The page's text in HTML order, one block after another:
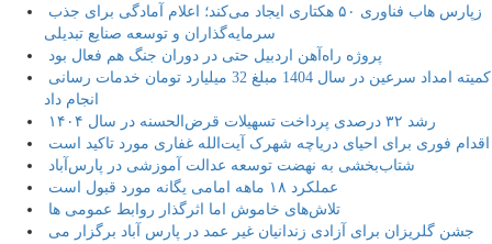
سرمایه‌گذاران و توسعه صنایع تبدیلی
پروژه راه‌آهن اردبیل حتی در دوران جنگ هم فعال بود
انجام داد
رشد ۳۲ درصدی پرداخت تسهیلات قرض‌الحسنه در سال ۱۴۰۴
اقدام فوری برای احیای دریاچه شهرک آیت‌الله غفاری مورد تاکید است
شتاب‌بخشی به نهضت توسعه عدالت آموزشی در پارس‌آباد
عملکرد ۱۸ ماهه امامی یگانه مورد قبول است
تلاش‌های خاموش اما اثرگذار روابط عمومی ها